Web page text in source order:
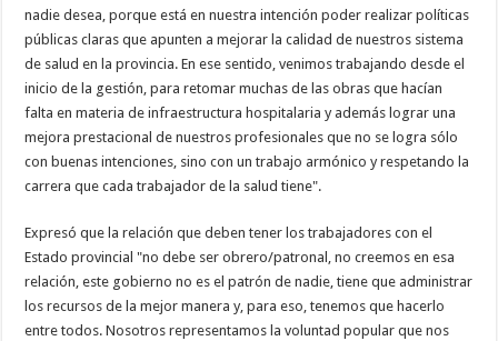
nadie desea, porque está en nuestra intención poder realizar políticas
públicas claras que apunten a mejorar la calidad de nuestros sistema
de salud en la provincia. En ese sentido, venimos trabajando desde el
inicio de la gestión, para retomar muchas de las obras que hacían
falta en materia de infraestructura hospitalaria y además lograr una
mejora prestacional de nuestros profesionales que no se logra sólo
con buenas intenciones, sino con un trabajo armónico y respetando la
carrera que cada trabajador de la salud tiene".
Expresó que la relación que deben tener los trabajadores con el
Estado provincial "no debe ser obrero/patronal, no creemos en esa
relación, este gobierno no es el patrón de nadie, tiene que administrar
los recursos de la mejor manera y, para eso, tenemos que hacerlo
entre todos. Nosotros representamos la voluntad popular que nos